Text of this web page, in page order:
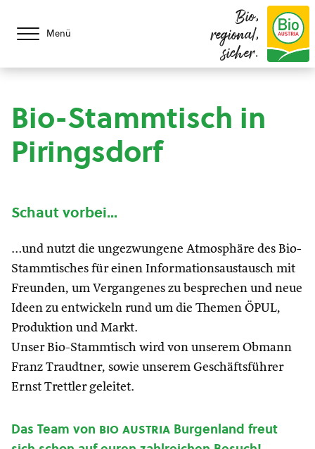
Menü
Bio,
regional,
sicher.
Bio-Stammtisch in
Piringsdorf
Schaut vorbei…
…und nutzt die ungezwungene Atmosphäre des Bio-
Stammtisches für einen Informationsaustausch mit
Freunden, um Vergangenes zu besprechen und neue
Ideen zu entwickeln rund um die Themen ÖPUL,
Produktion und Markt.
Unser Bio-Stammtisch wird von unserem Obmann
Franz Traudtner, sowie unserem Geschäftsführer
Ernst Trettler geleitet.
Das Team von bio austria Burgenland freut